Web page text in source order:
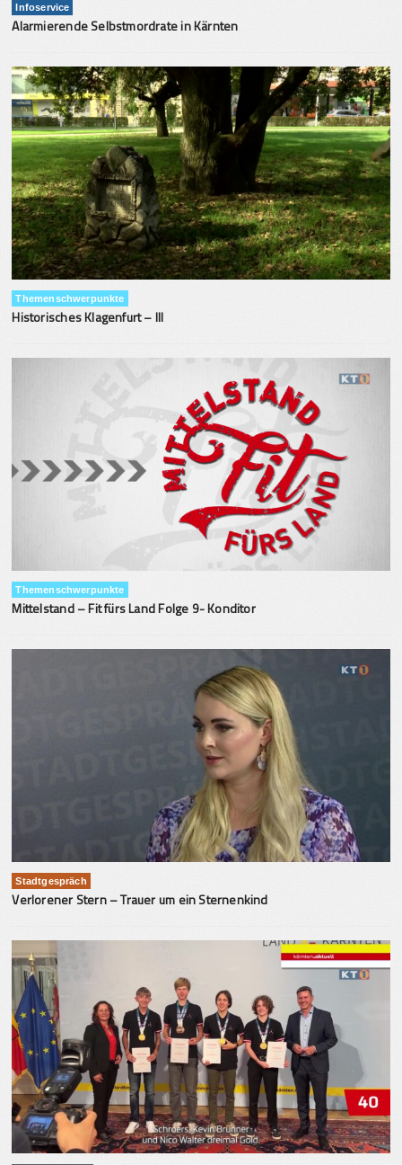
Infoservice
Alarmierende Selbstmordrate in Kärnten
Themenschwerpunkte
Historisches Klagenfurt – III
Themenschwerpunkte
Mittelstand – Fit fürs Land Folge 9- Konditor
Stadtgespräch
Verlorener Stern – Trauer um ein Sternenkind